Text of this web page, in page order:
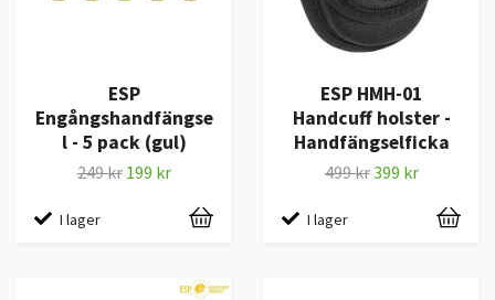
ESP
Engångshandfängse
l - 5 pack (gul)
249 kr 199 kr
I lager
ESP HMH-01
Handcuff holster -
Handfängselficka
499 kr399 kr
I lager